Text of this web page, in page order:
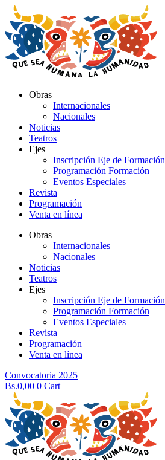
al
contenido
Obras
Internacionales
Nacionales
Noticias
Teatros
Ejes
Inscripción Eje de Formación
Programación Formación
Eventos Especiales
Revista
Programación
Venta en línea
Obras
Internacionales
Nacionales
Noticias
Teatros
Ejes
Inscripción Eje de Formación
Programación Formación
Eventos Especiales
Revista
Programación
Venta en línea
Convocatoria 2025
Bs.0,00 0 Cart